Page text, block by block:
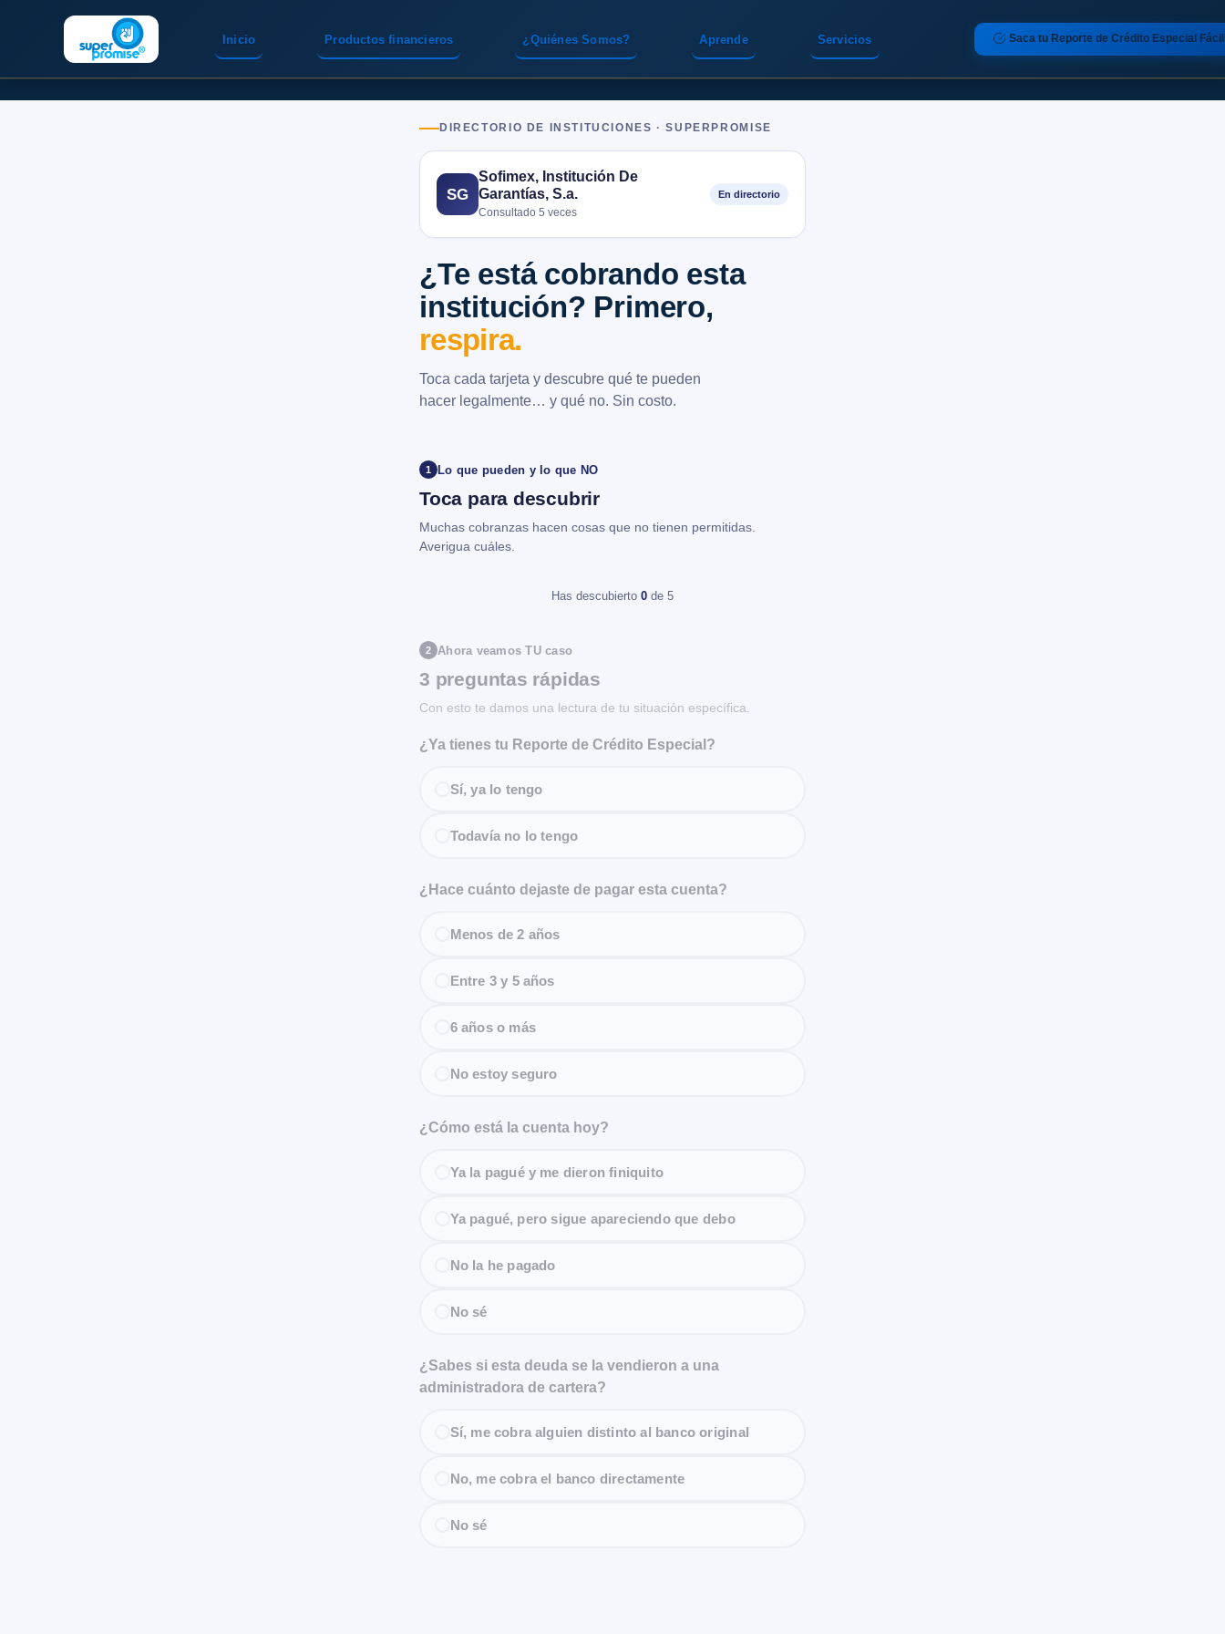
Inicio Servicios
Productos financieros ¿Quiénes Somos? Aprende Saca tu Reporte de Crédito Especial Fácil
DIRECTORIO DE INSTITUCIONES · SUPERPROMISE
SG
Sofimex, Institución De
Garantías, S.a.
Consultado 5 veces
En directorio
¿Te está cobrando esta
institución? Primero,
respira.
Toca cada tarjeta y descubre qué te pueden
hacer legalmente… y qué no. Sin costo.
1 Lo que pueden y lo que NO
Toca para descubrir
Muchas cobranzas hacen cosas que no tienen permitidas.
Averigua cuáles.
Has descubierto 0 de 5
2 Ahora veamos TU caso
3 preguntas rápidas
Con esto te damos una lectura de tu situación específica.
¿Ya tienes tu Reporte de Crédito Especial?
Sí, ya lo tengo
Todavía no lo tengo
¿Hace cuánto dejaste de pagar esta cuenta?
Menos de 2 años
Entre 3 y 5 años
6 años o más
No estoy seguro
¿Cómo está la cuenta hoy?
Ya la pagué y me dieron finiquito
Ya pagué, pero sigue apareciendo que debo
No la he pagado
No sé
¿Sabes si esta deuda se la vendieron a una
administradora de cartera?
Sí, me cobra alguien distinto al banco original
No, me cobra el banco directamente
No sé